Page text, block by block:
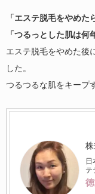
「エステ脱毛をやめた
「つるっとした肌は何
エステ脱毛をやめた後
した。
つるつるな肌をキープ
日
テ